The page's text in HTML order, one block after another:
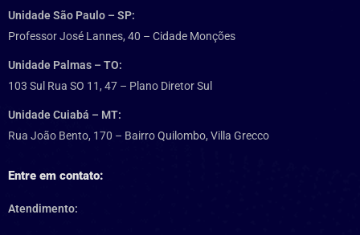
Unidade São Paulo – SP:
Professor José Lannes, 40 – Cidade Monções
Unidade Palmas – TO:
103 Sul Rua SO 11, 47 – Plano Diretor Sul
Unidade Cuiabá – MT:
Rua João Bento, 170 – Bairro Quilombo, Villa Grecco
Entre em contato:
Atendimento: